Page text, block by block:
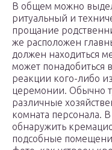
В общем можно
ритуальный и
прощание
же расположен
должен находиться
может понадобиться
реакции кого-либо
церемонии. Обычно
различные
комната персонала.
обнаружить
подсобные